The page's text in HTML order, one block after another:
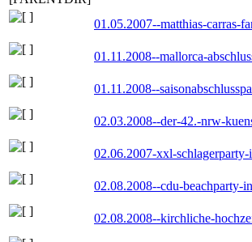
01.05.2007--matthias-carras-
01.11.2008--mallorca-
01.11.2008--
02.03.2008--der-42.-nrw-
02.06.2007-xxl-
02.08.2008--cdu-beachparty-
02.08.2008--kirchliche-